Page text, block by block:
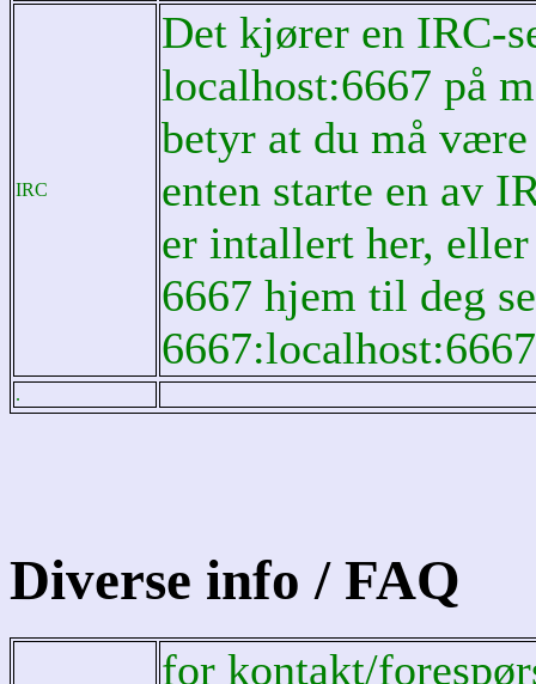
IRC
Det kjører en IRC-
localhost:6667 på
betyr at du må
enten starte en av
er intallert her,
6667 hjem til deg
.
Diverse info / FAQ
for kontakt/